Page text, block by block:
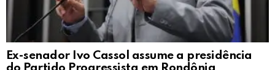
Ex-senador Ivo Cassol assume a presidência